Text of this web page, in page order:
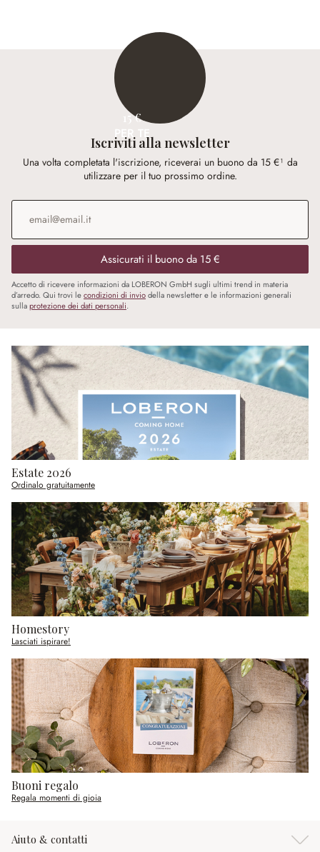
15 €
PER TE
Iscriviti alla newsletter
Una volta completata l'iscrizione, riceverai un buono da 15 €¹ da
utilizzare per il tuo prossimo ordine.
Indirizzo e-mail
Assicurati il buono da 15 €
Accetto di ricevere informazioni da LOBERON GmbH sugli ultimi trend in materia
d’arredo. Qui trovi lecondizioni di inviodella newsletter e le informazioni generali
sullaprotezione dei dati personali.
Estate 2026
Ordinalo gratuitamente
Homestory
Lasciati ispirare!
Buoni regalo
Regala momenti di gioia
Aiuto & contatti